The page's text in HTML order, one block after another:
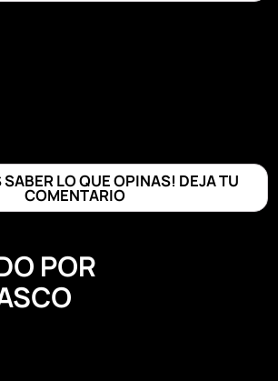
SABER LO QUE OPINAS! DEJA TU
COMENTARIO
POR